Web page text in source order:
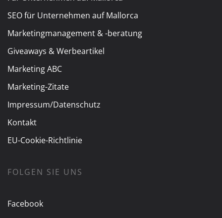
SEO für Unternehmen auf Mallorca
Marketingmanagement & -beratung
Giveaways & Werbeartikel
Marketing ABC
Marketing-Zitate
Impressum/Datenschutz
Kontakt
EU-Cookie-Richtlinie
FOLGEN SIE UNS
Facebook